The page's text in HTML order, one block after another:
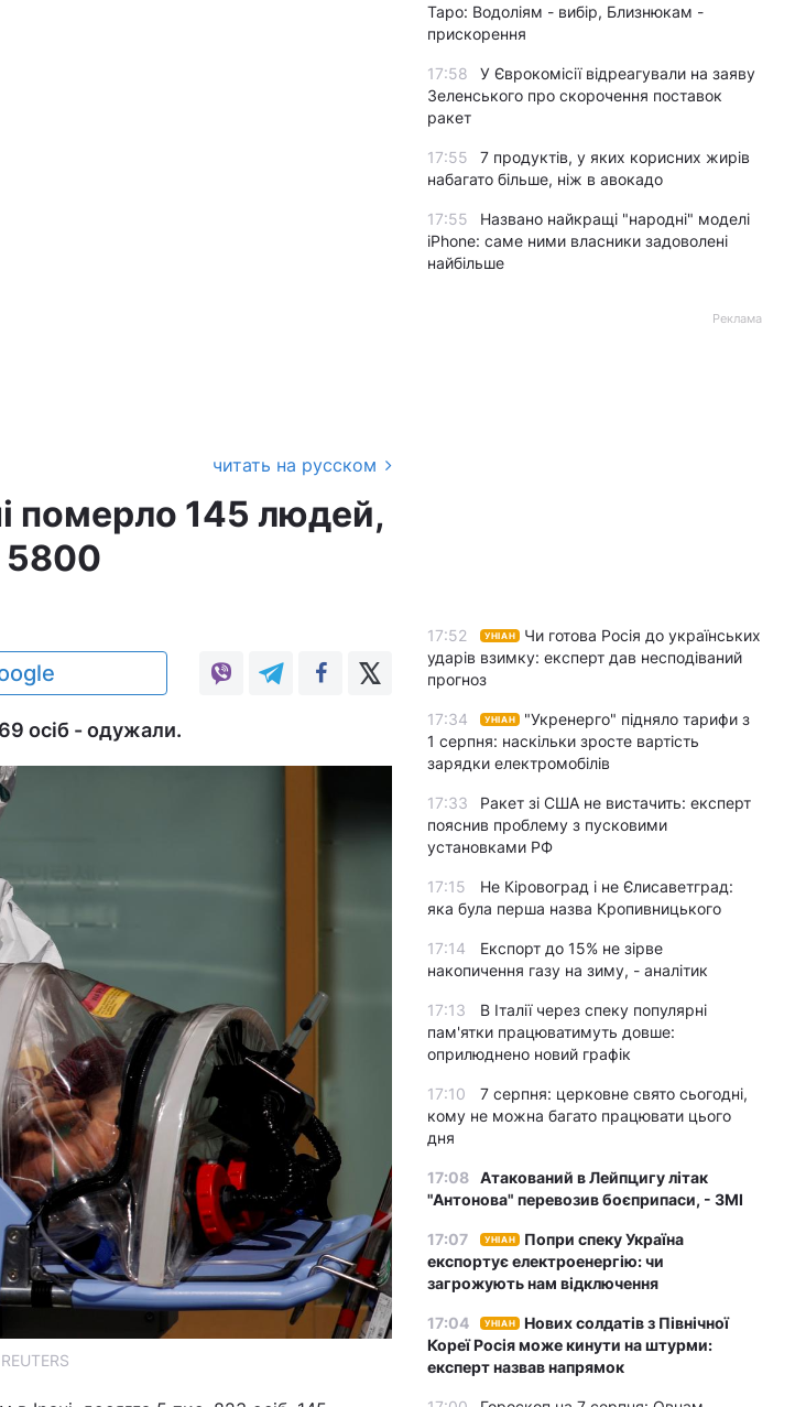
читать на русском
померло 145 людей,
5800
осіб - одужали.
Таро: Водоліям - вибір, Близнюкам -
прискорення
17:58
У Єврокомісії відреагували на заяву
Зеленського про скорочення поставок
ракет
17:55
7 продуктів, у яких корисних жирів
набагато більше, ніж в авокадо
17:55
Названо найкращі "народні" моделі
iPhone: саме ними власники задоволені
найбільше
Реклама
17:52 УНІАН
Чи готова Росія до українських
ударів взимку: експерт дав несподіваний
прогноз
17:34 УНІАН
"Укренерго" підняло тарифи з
1 серпня: наскільки зросте вартість
зарядки електромобілів
17:33
Ракет зі США не вистачить: експерт
пояснив проблему з пусковими
установками РФ
17:15
Не Кіровоград і не Єлисаветград:
яка була перша назва Кропивницького
17:14
Експорт до 15% не зірве
накопичення газу на зиму, - аналітик
17:13
В Італії через спеку популярні
пам'ятки працюватимуть довше:
оприлюднено новий графік
17:10
7 серпня: церковне свято сьогодні,
кому не можна багато працювати цього
дня
17:08 Атакований в Лейпцигу літак
"Антонова" перевозив боєприпаси, - ЗМІ
17:07 УНІАН
Попри спеку Україна
експортує електроенергію: чи
загрожують нам відключення
17:04 УНІАН
Нових солдатів з Північної
Кореї Росія може кинути на штурми:
експерт назвав напрямок